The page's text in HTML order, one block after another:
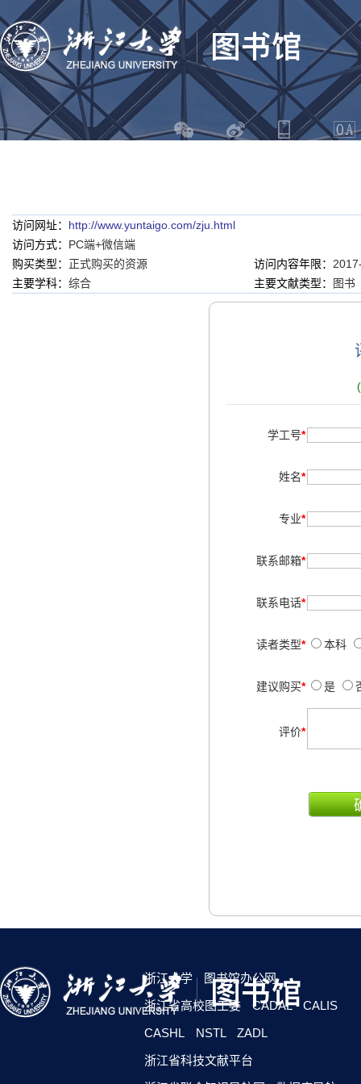
访问网址： http://www.yuntaigo.com/zju.html
访问方式： PC端+微信端
购买类型： 正式购买的资源 访问内容年限：
主要学科： 综合 主要文献类型： 图书
学工号*
姓名*
专业*
联系邮箱*
联系电话*
读者类型* 本科
建议购买* 是
评价*
浙江大学
图书馆办公网
浙江省高校图工委
CADAL
CALIS
CASHL
NSTL
ZADL
浙江省科技文献平台